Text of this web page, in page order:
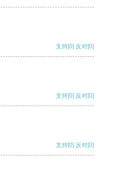
支持[0] 反对[0]
支持[0] 反对[0]
支持[0] 反对[0]